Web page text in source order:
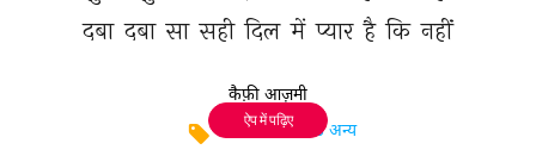
ऐप में पढ़िए
दबा दबा सा सही दिल में प्यार है कि नहीं
कैफ़ी आज़मी
टैग्ज़: इश्क़ और6 अन्य